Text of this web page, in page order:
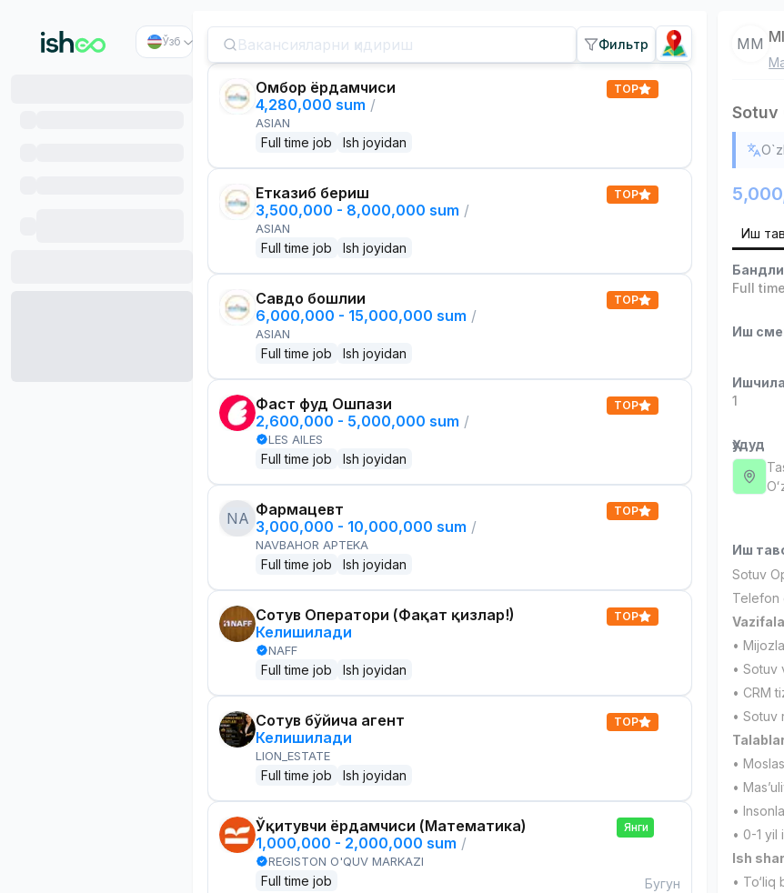
Ўзб Фильтр
Омбор ёрдамчиси
4,280,000 sum /
ASIAN
Full time job Ish joyidan
TOP
Етказиб бериш
3,500,000 - 8,000,000 sum /
ASIAN
Full time job Ish joyidan
TOP
Савдо бошлиғи
6,000,000 - 15,000,000 sum /
ASIAN
Full time job Ish joyidan
TOP
Фаст фуд Ошпази
2,600,000 - 5,000,000 sum /
LES AILES
Full time job Ish joyidan
TOP
NA Фармацевт
3,000,000 - 10,000,000 sum /
NAVBAHOR APTEKA
Full time job Ish joyidan
TOP
Сотув Оператори (Фақат қизлар!)
Келишилади
NAFF
Full time job Ish joyidan
TOP
Сотув бўйича агент
Келишилади
LION_ESTATE
Full time job Ish joyidan
TOP
Ўқитувчи ёрдамчиси (Математика)
1,000,000 - 2,000,000 sum /
REGISTON O'QUV MARKAZI
Full time job
Янги
Бугун
MM
Sotuv
Иш
Full
Иш
1
Ҳудуд
Иш
Sotuv
Telefon
•
• Sotuv
• CRM
• Sotuv
•
•
•
• 0-1 yil
Ish
• To‘liq